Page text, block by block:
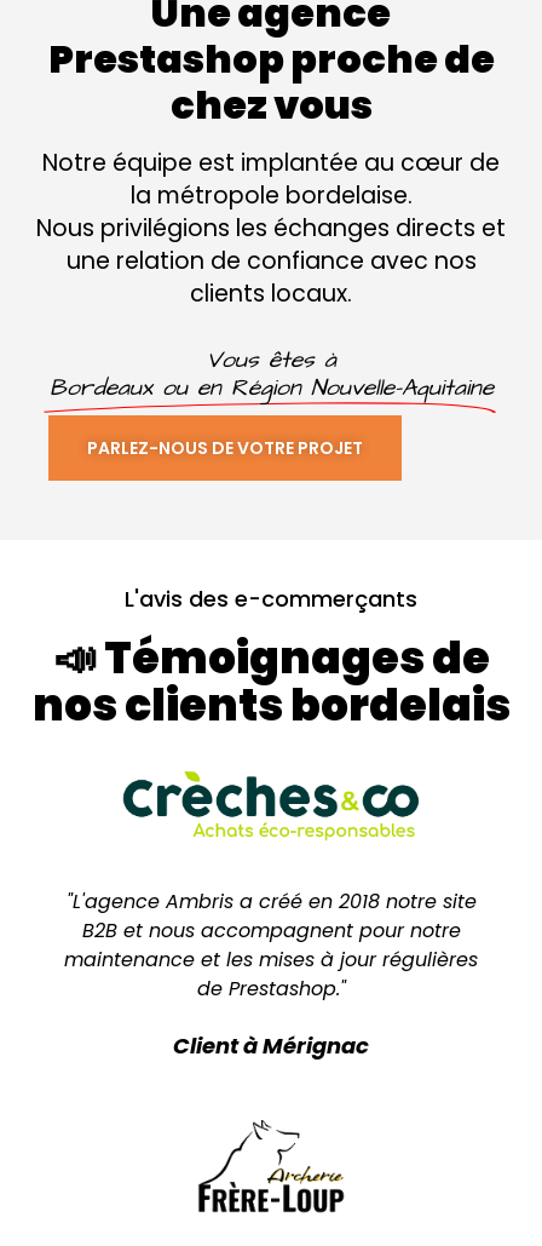
Une agence
Prestashop proche de
chez vous
Notre équipe est implantée au cœur de
la métropole bordelaise.
Nous privilégions les échanges directs et
une relation de confiance avec nos
clients locaux.
Vous êtes à
Bordeaux ou en Région Nouvelle-Aquitaine
PARLEZ-NOUS DE VOTRE PROJET
L'avis des e-commerçants
📣 Témoignages de
nos clients bordelais
"L'agence Ambris a créé en 2018 notre site
B2B et nous accompagnent pour notre
maintenance et les mises à jour régulières
de Prestashop."
Client à Mérignac